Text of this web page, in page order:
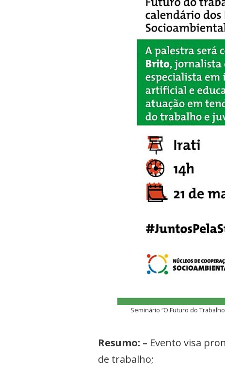
Seminário “O Futuro do
Resumo: – Evento visa
de trabalho;